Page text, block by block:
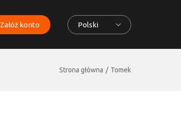
Załóż konto Polski
Strona główna Tomek